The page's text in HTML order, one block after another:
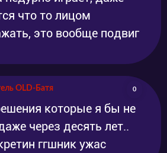
что то лицом
это вообще подвиг
OLD-Батя 0
которые я бы не
через десять лет..
ггшник ужас